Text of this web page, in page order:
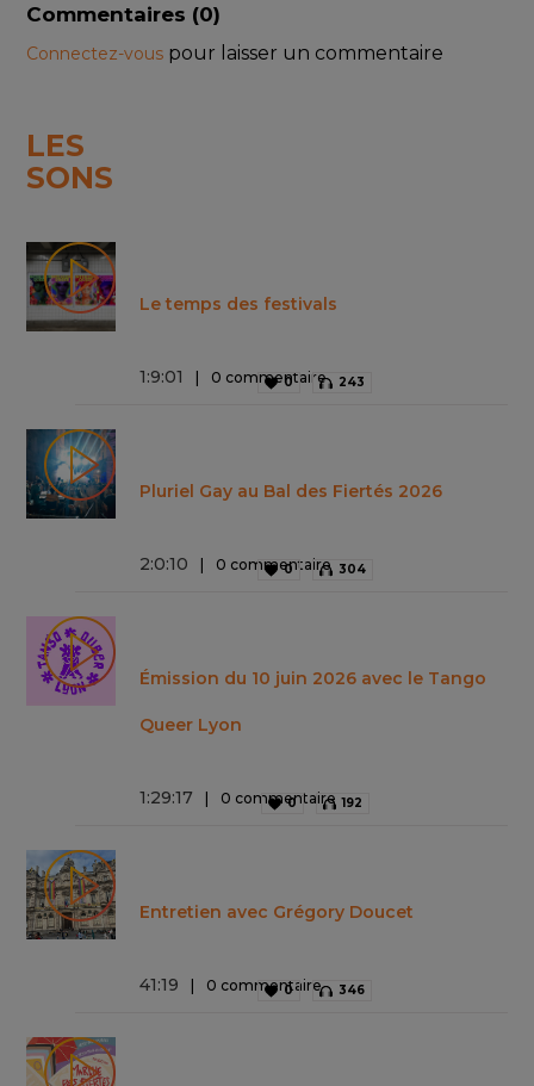
Commentaires (0)
Connectez-vous pour laisser un commentaire
LES
SONS
Le temps des festivals
1:9:01 0 commentaire
0 243
Pluriel Gay au Bal des Fiertés 2026
2:0:10 0 commentaire
0 304
Émission du 10 juin 2026 avec le Tango
Queer Lyon
1:29:17 0 commentaire
0 192
Entretien avec Grégory Doucet
41:19 0 commentaire
0 346